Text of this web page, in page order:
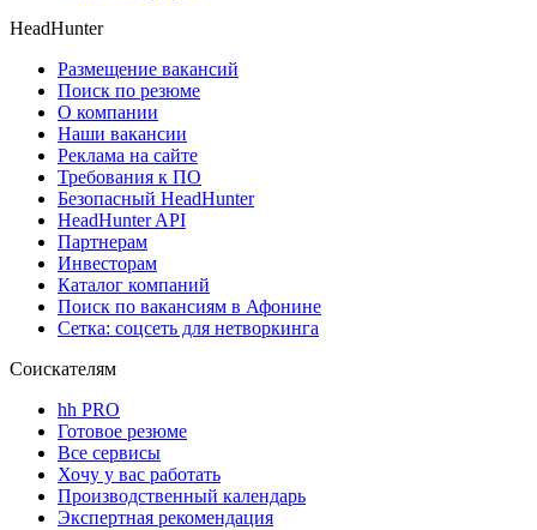
HeadHunter
Размещение вакансий
Поиск по резюме
О компании
Наши вакансии
Реклама на сайте
Требования к ПО
Безопасный HeadHunter
HeadHunter API
Партнерам
Инвесторам
Каталог компаний
Поиск по вакансиям в Афонине
Сетка: соцсеть для нетворкинга
Соискателям
hh PRO
Готовое резюме
Все сервисы
Хочу у вас работать
Производственный календарь
Экспертная рекомендация